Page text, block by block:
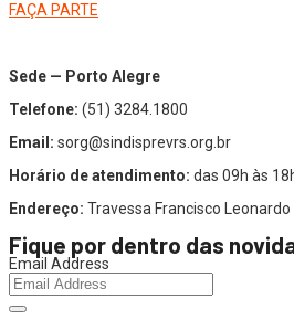
FAÇA PARTE
Sede — Porto Alegre
Telefone: (51) 3284.1800
Email: sorg@sindisprevrs.org.br
Horário de atendimento: das 09h às
Endereço: Travessa Francisco
Fique por dentro das
Email Address